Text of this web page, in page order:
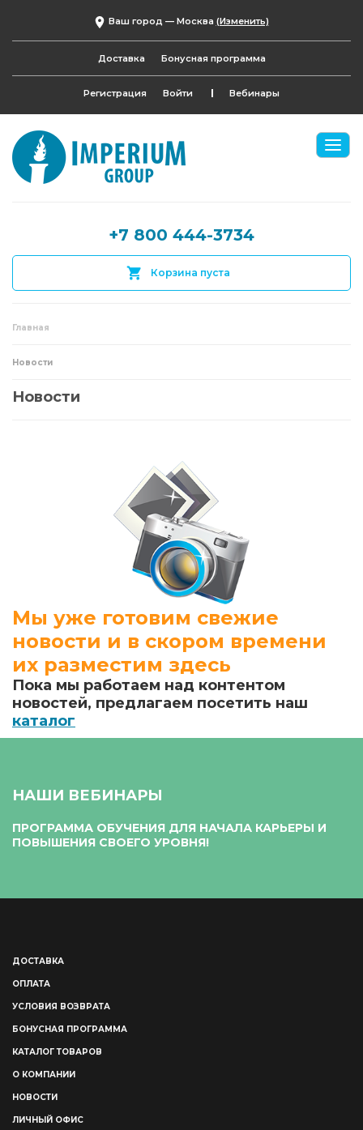
Ваш город — Москва (Изменить)
Доставка Бонусная программа
Регистрация Войти Вебинары
+7 800 444-3734
Корзина пуста
Главная
Новости
Новости
Мы уже готовим свежие
новости и в скором времени
их разместим здесь
Пока мы работаем над контентом
новостей, предлагаем посетить наш
каталог
НАШИ ВЕБИНАРЫ
ПРОГРАММА ОБУЧЕНИЯ ДЛЯ НАЧАЛА КАРЬЕРЫ И
ПОВЫШЕНИЯ СВОЕГО УРОВНЯ!
ДОСТАВКА
ОПЛАТА
УСЛОВИЯ ВОЗВРАТА
БОНУСНАЯ ПРОГРАММА
КАТАЛОГ ТОВАРОВ
О КОМПАНИИ
НОВОСТИ
ЛИЧНЫЙ ОФИС